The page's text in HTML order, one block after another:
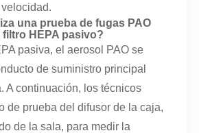
una prueba de fugas PAO
HEPA pasivo?
pasiva, el aerosol PAO se
de suministro principal
A continuación, los técnicos
de prueba del difusor de la caja,
de la sala, para medir la